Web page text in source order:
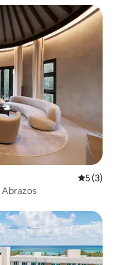
5 (3)
Abrazos